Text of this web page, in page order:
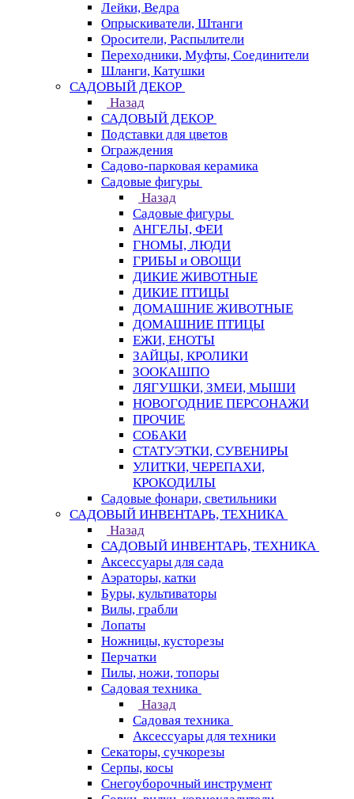
Лейки, Ведра
Опрыскиватели, Штанги
Оросители, Распылители
Переходники, Муфты, Соединители
Шланги, Катушки
САДОВЫЙ ДЕКОР
Назад
САДОВЫЙ ДЕКОР
Подставки для цветов
Ограждения
Садово-парковая керамика
Садовые фигуры
Назад
Садовые фигуры
АНГЕЛЫ, ФЕИ
ГНОМЫ, ЛЮДИ
ГРИБЫ и ОВОЩИ
ДИКИЕ ЖИВОТНЫЕ
ДИКИЕ ПТИЦЫ
ДОМАШНИЕ ЖИВОТНЫЕ
ДОМАШНИЕ ПТИЦЫ
ЕЖИ, ЕНОТЫ
ЗАЙЦЫ, КРОЛИКИ
ЗООКАШПО
ЛЯГУШКИ, ЗМЕИ, МЫШИ
НОВОГОДНИЕ ПЕРСОНАЖИ
ПРОЧИЕ
СОБАКИ
СТАТУЭТКИ, СУВЕНИРЫ
УЛИТКИ, ЧЕРЕПАХИ,
КРОКОДИЛЫ
Садовые фонари, светильники
САДОВЫЙ ИНВЕНТАРЬ, ТЕХНИКА
Назад
САДОВЫЙ ИНВЕНТАРЬ, ТЕХНИКА
Аксессуары для сада
Аэраторы, катки
Буры, культиваторы
Вилы, грабли
Лопаты
Ножницы, кусторезы
Перчатки
Пилы, ножи, топоры
Садовая техника
Назад
Садовая техника
Аксессуары для техники
Секаторы, сучкорезы
Серпы, косы
Снегоуборочный инструмент